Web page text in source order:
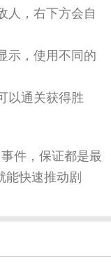
人，右下方会自
示，使用不同的
以通关获得胜
件，保证都是最
能快速推动剧